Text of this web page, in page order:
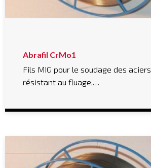
Abrafil CrMo1
Fils MIG pour le soudage des aciers
résistant au fluage,…